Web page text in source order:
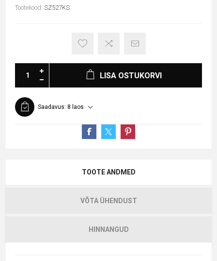
Tootekood: SZ527KS
LISA OSTUKORVI
Saadavus: 8 laos
TOOTE ANDMED
VÕTA ÜHENDUST
HINNANGUD